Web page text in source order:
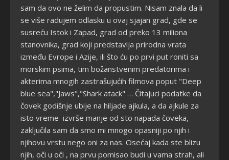
sam da ovo ne želim da propustim. Nisam znala da li
se više radujem odlasku u ovaj sjajan grad, gde se
susreću Istok i Zapad, grad od preko 13 miliona
stanovnika, grad koji predstavlja prirodna vrata
između Evrope i Azije, ili što ću po prvi put roniti sa
morskim psima, tim božanstvenim predatorima i
akterima mnogih zastrašujućih filmova poput "Deep
blue sea","Jaws","Shark atack" … Čitajuci podatke da
čovek godišnje ubije na hiljade ajkula, a da ajkule za
isto vreme izvrše manje od sto napada čoveka,
zaključila sam da smo mi mnogo opasniji po njih i
njihovu vrstu nego oni za nas. Osećaj kada ste blizu
njih, oči u oči , na prvu pomisao budi u vama strah, ali